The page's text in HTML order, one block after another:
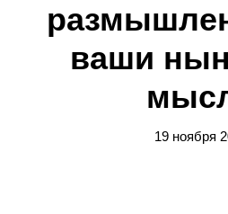
ваши
19 ноября